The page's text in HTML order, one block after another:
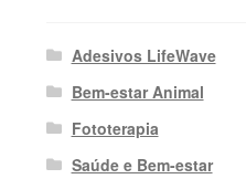
Adesivos LifeWave
Bem-estar Animal
Fototerapia
Saúde e Bem-estar